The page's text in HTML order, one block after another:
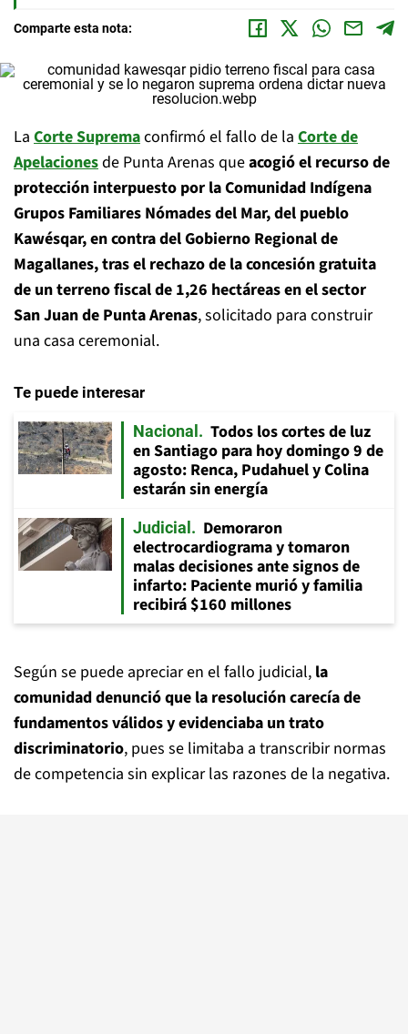
Comparte esta nota:
La Corte Supremaconfirmó el fallo de la Corte de
Apelacionesde Punta Arenas queacogió el recurso de
protección interpuesto por la Comunidad Indígena
Grupos Familiares Nómades del Mar, del pueblo
Kawésqar, en contra del Gobierno Regional de
Magallanes, tras el rechazo de la concesión gratuita
de un terreno fiscal de 1,26 hectáreas en el sector
San Juan de Punta Arenas, solicitado para construir
una casa ceremonial.
Te puede interesar
Nacional
Todos los cortes de luz
en Santiago para hoy domingo 9 de
agosto: Renca, Pudahuel y Colina
estarán sin energía
Judicial
Demoraron
electrocardiograma y tomaron
malas decisiones ante signos de
infarto: Paciente murió y familia
recibirá $160 millones
Según se puede apreciar en el fallo judicial, la
comunidad denunció que la resolución carecía de
fundamentos válidos y evidenciaba un trato
discriminatorio, pues se limitaba a transcribir normas
de competencia sin explicar las razones de la negativa.